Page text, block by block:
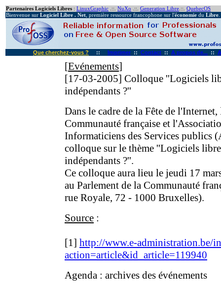
Partenaires Logiciels Libres : LinuxGraphic .::. NuXo .::. Generation Libre .::. QuebecOS
Bienvenue sur Logiciel Libre . Net , première ressource francophone sur l'économie du Libre
Que cherchez-vous ? :: Imprimer :: Contact :: A propos de... ::
[Evénements]
[17-03-2005] Colloque ''Logiciels
indépendants ?''
Dans le cadre de la Fête de
Communauté française et
Informaticiens des Services publics
colloque sur le thème ''Logiciels
indépendants ?''.
Ce colloque aura lieu le jeudi 17
au Parlement de la Communauté
rue Royale, 72 - 1000 Bruxelles).
Source :
[1] http://www.e-administration.be/
action=article&id_article=119940
Agenda : archives des événements